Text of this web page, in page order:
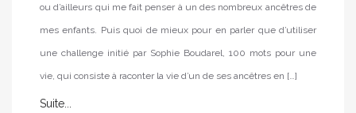
ou d’ailleurs qui me fait penser à un des nombreux ancêtres de
mes enfants. Puis quoi de mieux pour en parler que d’utiliser
une challenge initié par Sophie Boudarel, 100 mots pour une
vie, qui consiste à raconter la vie d’un de ses ancêtres en […]
Suite...